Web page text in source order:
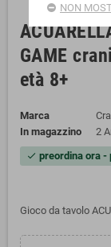
GAME
età 8+
Marca
In magazzino
2
check preordina ora -
Gioco da tavolo
NON